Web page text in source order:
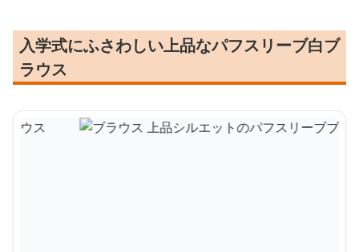
入学式にふさわしい上品なパフスリーブ白ブ
ラウス